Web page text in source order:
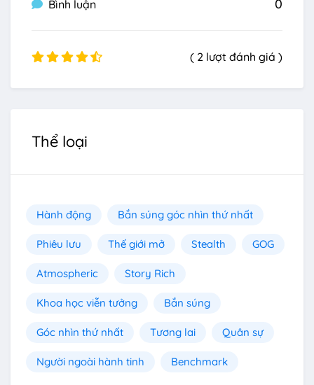
Bình luận 0
( 2 lượt đánh giá )
Thể loại
Hành động Bắn súng góc nhìn thứ nhất
Phiêu lưu Thế giới mở Stealth GOG
Atmospheric Story Rich
Khoa học viễn tưởng Bắn súng
Góc nhìn thứ nhất Tương lai Quân sự
Người ngoài hành tinh Benchmark